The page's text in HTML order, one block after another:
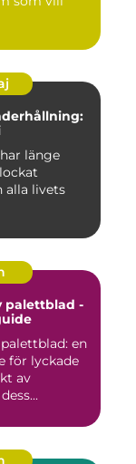
länge
alla livets
palettblad -
en
för lyckade